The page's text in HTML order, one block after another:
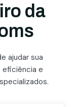
da
ajudar sua
eficiência e